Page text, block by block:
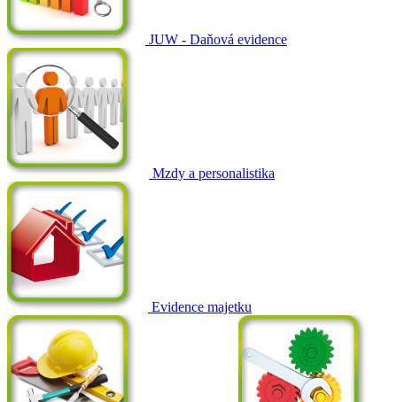
JUW - Daňová evidence
Mzdy a personalistika
Evidence majetku